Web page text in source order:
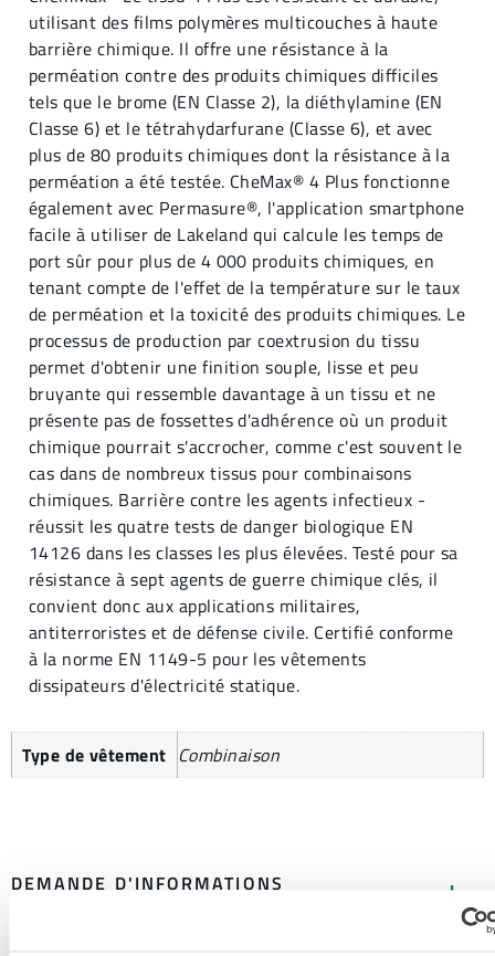
utilisant des films polymères multicouches à haute
barrière chimique. Il offre une résistance à la
perméation contre des produits chimiques difficiles
tels que le brome (EN Classe 2), la diéthylamine (EN
Classe 6) et le tétrahydarfurane (Classe 6), et avec
plus de 80 produits chimiques dont la résistance à la
perméation a été testée. CheMax® 4 Plus fonctionne
également avec Permasure®, l'application smartphone
facile à utiliser de Lakeland qui calcule les temps de
port sûr pour plus de 4 000 produits chimiques, en
tenant compte de l'effet de la température sur le taux
de perméation et la toxicité des produits chimiques. Le
processus de production par coextrusion du tissu
permet d'obtenir une finition souple, lisse et peu
bruyante qui ressemble davantage à un tissu et ne
présente pas de fossettes d'adhérence où un produit
chimique pourrait s'accrocher, comme c'est souvent le
cas dans de nombreux tissus pour combinaisons
chimiques. Barrière contre les agents infectieux -
réussit les quatre tests de danger biologique EN
14126 dans les classes les plus élevées. Testé pour sa
résistance à sept agents de guerre chimique clés, il
convient donc aux applications militaires,
antiterroristes et de défense civile. Certifié conforme
à la norme EN 1149-5 pour les vêtements
dissipateurs d'électricité statique.
Type de vêtement Combinaison
DEMANDE D'INFORMATIONS